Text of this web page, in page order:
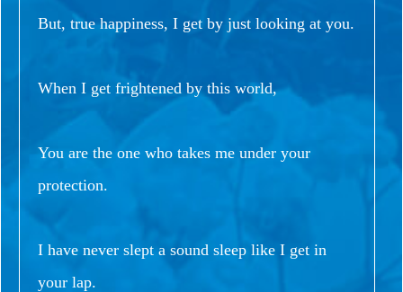
But, true happiness, I get by just looking at you.
When I get frightened by this world,
You are the one who takes me under your
protection.
I have never slept a sound sleep like I get in
your lap.